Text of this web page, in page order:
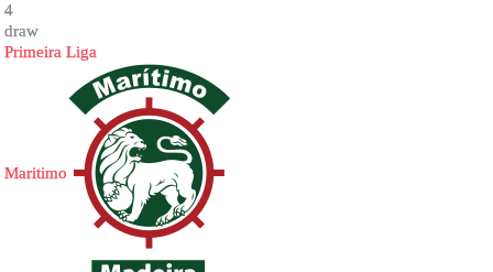
4
draw
Primeira Liga
Maritimo